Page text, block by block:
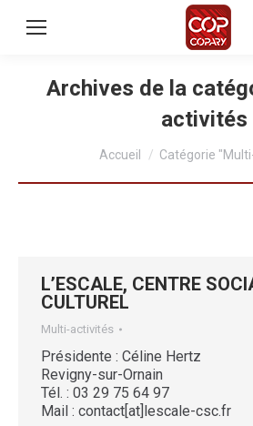
principal
Archives de la
activités
Accueil Catégorie
L’ESCALE, CENTRE
CULTUREL
Multi-activités
Présidente : Céline Hertz
Revigny-sur-Ornain
Tél. : 03 29 75 64 97
Mail : contact[at]lescale-csc.fr